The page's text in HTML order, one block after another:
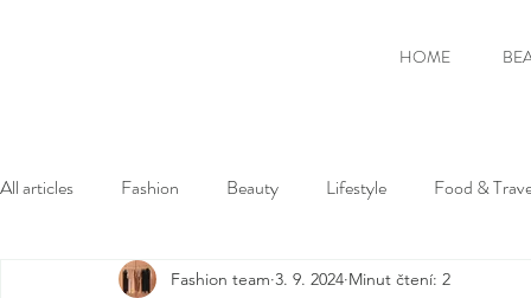
HOME
All articles Fashion Beauty Lifestyle Food &
Fashion team 3. 9. 2024 Minut čtení: 2